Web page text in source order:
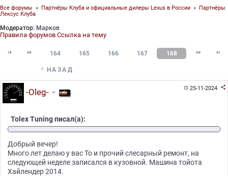
Все форумы » Партнёры Клуба и официальные дилеры Lexus в России » Партнёры
Лексус Клуба
Модератор: Марков
Правила форумов Ссылка на тему
  164 165 166 167 168  
 НАЗАД
25-11-2024 
-Oleg-
Tolex Tuning писал(а):
Добрый вечер!
Много лет делаю у вас То и прочий слесарный ремонт, на
следующей неделе записался в кузовной. Машина тойота
Хайлендер 2014.